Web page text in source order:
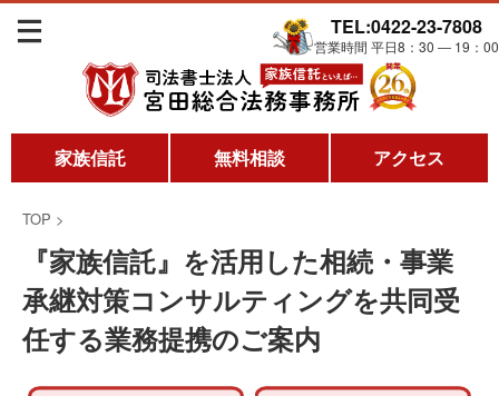
TEL:0422-23-7808
営業時間 平日8：30 ― 19：00
家族信託 無料相談 アクセス
TOP >
『家族信託』を活用した相続・事業
承継対策コンサルティングを共同受
任する業務提携のご案内